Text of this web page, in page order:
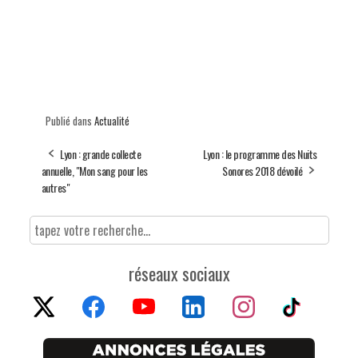
Publié dans Actualité
Lyon : grande collecte
annuelle, "Mon sang pour les
autres"
Lyon : le programme des Nuits
Sonores 2018 dévoilé
réseaux sociaux